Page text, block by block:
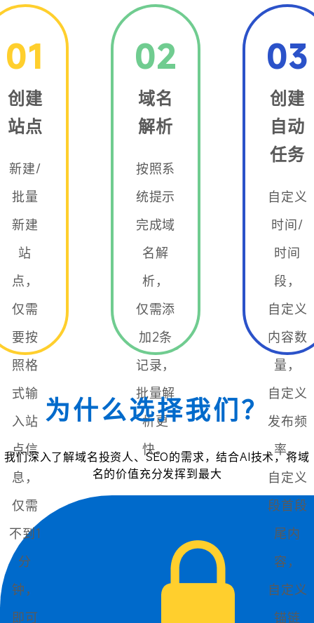
01
创建
站点
新建/
批量
新建
站
点，
仅需
要按
照格
式输
入站
点信
息，
仅需
不到1
分
钟，
即可
02
域名
解析
按照系
统提示
完成域
名解
析，
仅需添
加2条
记录，
批量解
析更
快。
03
创建
自动
任务
自定义
时间/
时间
段，
自定义
内容数
量，
自定义
发布频
率，
自定义
段首段
尾内
容，
自定义
锚链
为什么选择我们？
我们深入了解域名投资人、SEO的需求，结合AI技术，将域
名的价值充分发挥到最大